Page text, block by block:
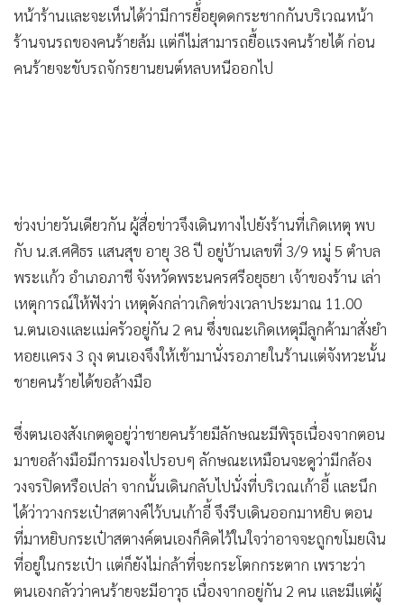
หน้าร้านและจะเห็นได้ว่ามีการยื้อยุดดกระชากกันบริเวณหน้า
ร้านจนรถของคนร้ายล้ม แต่ก็ไม่สามารถยื้อแรงคนร้ายได้ ก่อน
คนร้ายจะขับรถจักรยานยนต์หลบหนีออกไป
ช่วงบ่ายวันเดียวกัน ผู้สื่อข่าวจึงเดินทางไปยังร้านที่เกิดเหตุ พบ
กับ น.ส.ศศิธร แสนสุข อายุ 38 ปี อยู่บ้านเลขที่ 3/9 หมู่ 5 ตำบล
พระแก้ว อำเภอภาชี จังหวัดพระนครศรีอยุธยา เจ้าของร้าน เล่า
เหตุการณ์ให้ฟังว่า เหตุดังกล่าวเกิดช่วงเวลาประมาณ 11.00
น.ตนเองและแม่ครัวอยู่กัน 2 คน ซึ่งขณะเกิดเหตุมีลูกค้ามาสั่งยำ
หอยแครง 3 ถุง ตนเองจึงให้เข้ามานั่งรอภายในร้านแต่จังหวะนั้น
ชายคนร้ายได้ขอล้างมือ
ซึ่งตนเองสังเกตดูอยู่ว่าชายคนร้ายมีลักษณะมีพิรุธเนื่องจากตอน
มาขอล้างมือมีการมองไปรอบๆ ลักษณะเหมือนจะดูว่ามีกล้อง
วงจรปิดหรือเปล่า จากนั้นเดินกลับไปนั่งที่บริเวณเก้าอี้ และนึก
ได้ว่าวางกระเป๋าสตางค์ไว้บนเก้าอี้ จึงรีบเดินออกมาหยิบ ตอน
ที่มาหยิบกระเป๋าสตางค์ตนเองก็คิดไว้ในใจว่าอาจจะถูกขโมยเงิน
ที่อยู่ในกระเป๋า แต่ก็ยังไม่กล้าที่จะกระโตกกระตาก เพราะว่า
ตนเองกลัวว่าคนร้ายจะมีอาวุธ เนื่องจากอยู่กัน 2 คน และมีแต่ผู้